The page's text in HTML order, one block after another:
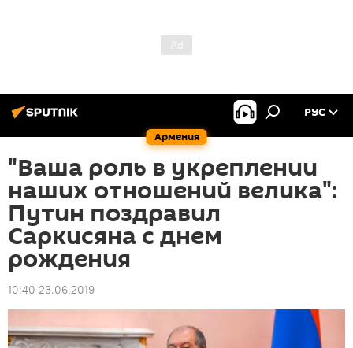
Армения
РУС
"Ваша роль в укреплении
наших отношений велика":
Путин поздравил
Саркисяна с днем
рождения
10:40 23.06.2019